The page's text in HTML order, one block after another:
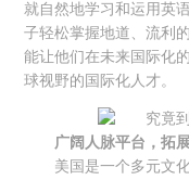
就自然地学习和运用英
子轻松掌握地道、流利
能让他们在未来国际化
球视野的国际化人才。
广阔人脉平台，拓
美国是一个多元文